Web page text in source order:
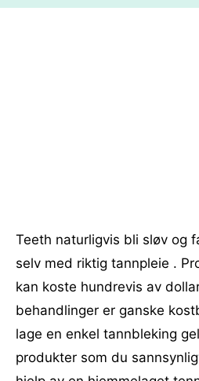
Teeth naturligvis bli sløv og
selv med riktig tannpleie .
kan koste hundrevis av
behandlinger er ganske
lage en enkel tannbleking
produkter som du